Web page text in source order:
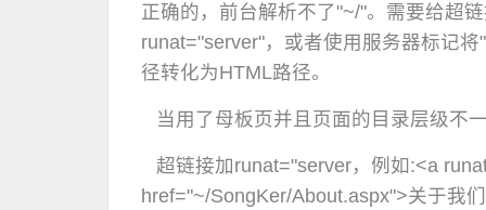
正确的，前台解析不了"~/"。需要给超
runat="server"，或者使用服务器标记
径转化为HTML路径。
当用了母板页并且页面的目录层级不
超链接加runat="server，例如:<a
href="~/SongKer/About.aspx">关于我